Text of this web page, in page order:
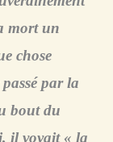
mort un
chose
par la
bout du
il voyait « la